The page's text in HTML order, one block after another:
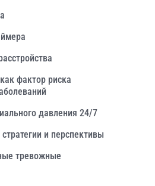
фактор риска
давления 24/7
и перспективы
тревожные